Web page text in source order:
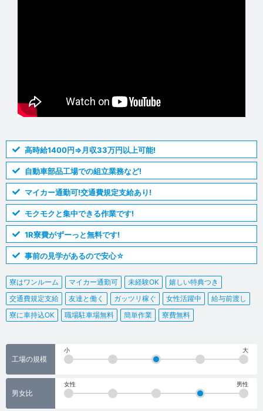
高時給1400円⇒月収33万円以上可能!
自動車部品工場での組立業務など!
マイカー通勤可!交通費規定支給あり!
モクモクと集中できる作業です!
1R寮費がずーっと無料です!
事前の見学があるので安心☆
寮はワンルーム マイカー通勤可 未経験OK
嬉しい特典つき
交通費規定支給
友達と働く ガッツリ稼ぐ 女性活躍中
給与前渡し
寮に車持込OK
職場駐車場無料 簡単作業 寮費無料
工場の規模
小 大
男女比
女性 男性